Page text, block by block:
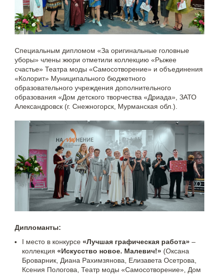
Специальным дипломом «За оригинальные головные
уборы» члены жюри отметили коллекцию «Рыжее
счастье» Театра моды «Самосотворение» и объединения
«Колорит» Муниципального бюджетного
образовательного учреждения дополнительного
образования «Дом детского творчества «Дриада», ЗАТО
Александровск (г. Снежногорск, Мурманская обл.).
Дипломанты:
I место в конкурсе «Лучшая графическая работа» –
коллекция «Искусство новое. Малевич!» (Оксана
Броварник, Диана Рахимзянова, Елизавета Осетрова,
Ксения Пологова, Театр моды «Самосотворение», Дом